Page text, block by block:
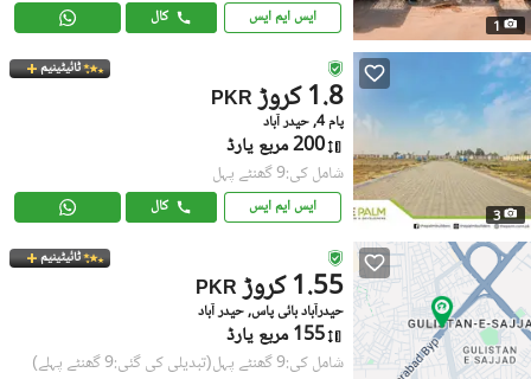
1 ایس ایم ایس کال
3
ٹائیٹینیم
PKR 1.8 کروڑ
پام 4, حیدر آباد
200 مربع یارڈ
شامل کی:9 گھنٹے پہل
ایس ایم ایس کال
ٹائیٹینیم
PKR 1.55 کروڑ
حیدرآباد بائی پاس, حیدر آباد
155 مربع یارڈ
شامل کی:9 گھنٹے پہل (تبدیلی کی گئی:9 گھنٹے پہلے)